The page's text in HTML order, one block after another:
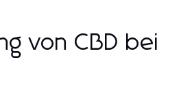
von CBD bei